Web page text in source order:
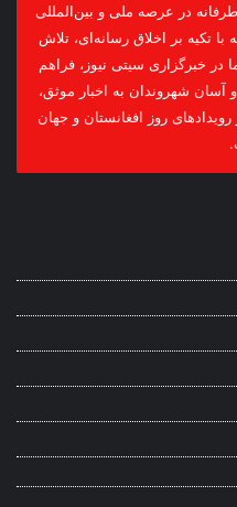
در عرصه ملی و بین‌المللی
با تکیه بر اخلاق رسانه‌ای، تلاش
خبرگزاری سیتی نیوز، فراهم
شهروندان به اخبار موثق،
روز افغانستان و جهان